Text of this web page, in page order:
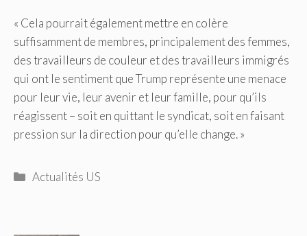
« Cela pourrait également mettre en colère
suffisamment de membres, principalement des femmes,
des travailleurs de couleur et des travailleurs immigrés
qui ont le sentiment que Trump représente une menace
pour leur vie, leur avenir et leur famille, pour qu’ils
réagissent – ​​soit en quittant le syndicat, soit en faisant
pression sur la direction pour qu’elle change. »
Catégories
Actualités US